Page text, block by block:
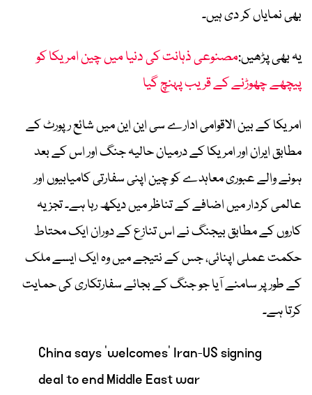
بھی نمایاں کر دی ہیں۔
یہ بھی پڑھیں:مصنوعی ذہانت کی دنیا میں چین امریکا کو
پیچھے چھوڑنے کے قریب پہنچ گیا
امریکا کے بین الاقوامی ادارے سی این این میں شائع رپورٹ کے
مطابقایران اور امریکا کے درمیان حالیہ جنگ اور اس کے بعد
ہونے والے عبوری معاہدے کو چین اپنی سفارتی کامیابیوں اور
عالمی کردار میں اضافے کے تناظر میں دیکھ رہا ہے۔ تجزیہ
کاروں کے مطابق بیجنگ نے اس تنازع کے دوران ایک محتاط
حکمت عملی اپنائی، جس کے نتیجے میں وہ ایک ایسے ملک
کے طور پر سامنے آیا جو جنگ کے بجائے سفارتکاری کی حمایت
کرتا ہے۔
China says ‘welcomes’ Iran-US signing
deal to end Middle East war